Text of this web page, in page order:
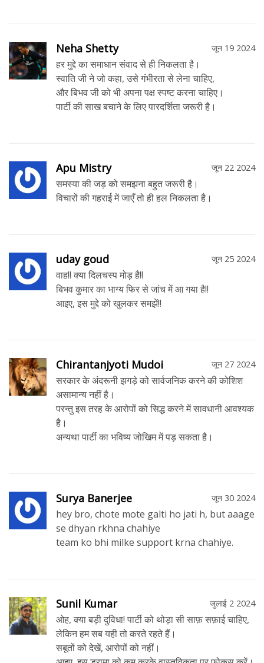
Neha Shetty जून 19 2024
हर मुद्दे का समाधान संवाद से ही निकलता है।
स्वाति जी ने जो कहा, उसे गंभीरता से लेना चाहिए,
और बिभव जी को भी अपना पक्ष स्पष्ट करना चाहिए।
पार्टी की साख बचाने के लिए पारदर्शिता जरूरी है।
Apu Mistry जून 22 2024
समस्या की जड़ को समझना बहुत जरूरी है।
विचारों की गहराई में जाएँ तो ही हल निकलता है।
uday goud जून 25 2024
वाह!! क्या दिलचस्प मोड़ है!!
बिभव कुमार का भाग्य फिर से जांच में आ गया है!!
आइए, इस मुद्दे को खुलकर समझें!!
Chirantanjyoti Mudoi जून 27 2024
सरकार के अंदरूनी झगड़े को सार्वजनिक करने की कोशिश
असामान्य नहीं है।
परन्तु इस तरह के आरोपों को सिद्ध करने में सावधानी आवश्यक
है।
अन्यथा पार्टी का भविष्य जोखिम में पड़ सकता है।
Surya Banerjee जून 30 2024
hey bro, chote mote galti ho jati h, but aaage
se dhyan rkhna chahiye
team ko bhi milke support krna chahiye.
Sunil Kumar जुलाई 2 2024
ओह, क्या बड़ी दुविधा! पार्टी को थोड़ा सी साफ़ सफ़ाई चाहिए,
लेकिन हम सब यही तो करते रहते हैं।
सबूतों को देखें, आरोपों को नहीं।